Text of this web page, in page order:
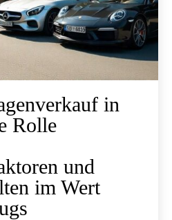
in
Rolle
und
im Wert